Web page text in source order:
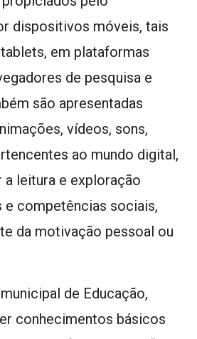
dispositivos móveis, tais
em plataformas
de pesquisa e
são apresentadas
vídeos, sons,
ao mundo digital,
leitura e exploração
e competências sociais,
da motivação pessoal ou
de Educação,
conhecimentos básicos